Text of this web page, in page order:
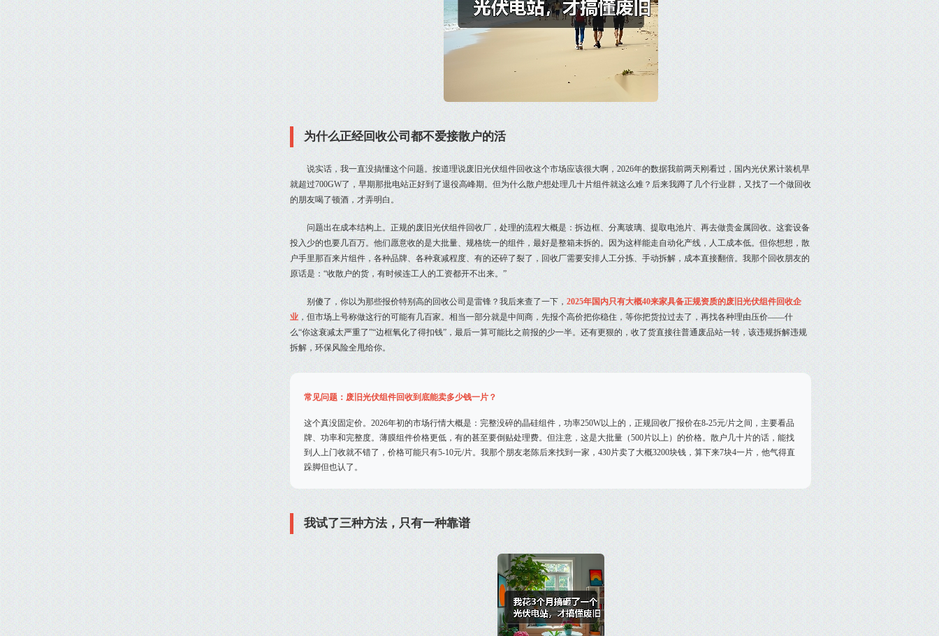
为什么正经回收公司都不爱接散户的活
说实话，我一直没搞懂这个问题。按道理说废旧光伏组件回收这个市场应该很大啊，2026年的数据我前两天刚看过，国内光伏累计装机早
就超过700GW了，早期那批电站正好到了退役高峰期。但为什么散户想处理几十片组件就这么难？后来我蹲了几个行业群，又找了一个做回收
的朋友喝了顿酒，才弄明白。
问题出在成本结构上。正规的废旧光伏组件回收厂，处理的流程大概是：拆边框、分离玻璃、提取电池片、再去做贵金属回收。这套设备
投入少的也要几百万。他们愿意收的是大批量、规格统一的组件，最好是整箱未拆的。因为这样能走自动化产线，人工成本低。但你想想，散
户手里那百来片组件，各种品牌、各种衰减程度、有的还碎了裂了，回收厂需要安排人工分拣、手动拆解，成本直接翻倍。我那个回收朋友的
原话是：“收散户的货，有时候连工人的工资都开不出来。”
别傻了，你以为那些报价特别高的回收公司是雷锋？我后来查了一下， 2025年国内只有大概40来家具备正规资质的废旧光伏组件回收企
业 ，但市场上号称做这行的可能有几百家。相当一部分就是中间商，先报个高价把你稳住，等你把货拉过去了，再找各种理由压价——什
么“你这衰减太严重了”“边框氧化了得扣钱”，最后一算可能比之前报的少一半。还有更狠的，收了货直接往普通废品站一转，该违规拆解违规
拆解，环保风险全甩给你。
常见问题：废旧光伏组件回收到底能卖多少钱一片？
这个真没固定价。2026年初的市场行情大概是：完整没碎的晶硅组件，功率250W以上的，正规回收厂报价在8-25元/片之间，主要看品
牌、功率和完整度。薄膜组件价格更低，有的甚至要倒贴处理费。但注意，这是大批量（500片以上）的价格。散户几十片的话，能找
到人上门收就不错了，价格可能只有5-10元/片。我那个朋友老陈后来找到一家，430片卖了大概3200块钱，算下来7块4一片，他气得直
跺脚但也认了。
我试了三种方法，只有一种靠谱